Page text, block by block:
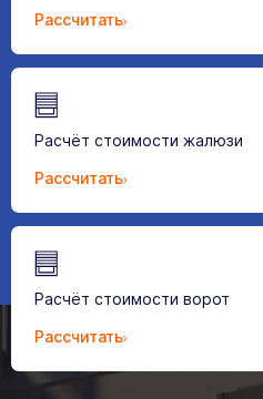
Рассчитать
Расчёт стоимости жалюзи
Рассчитать
Расчёт стоимости ворот
Рассчитать